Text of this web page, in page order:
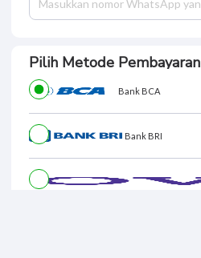
Pilih Metode Pembayaran
Bank BCA
Bank BRICaraousel -